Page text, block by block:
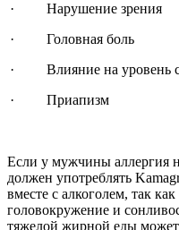
· Нарушение зрения
· Головная боль
· Влияние на уровень
· Приапизм
Если у мужчины аллергия
должен употреблять
вместе с алкоголем, так
головокружение и
тяжелой жирной еды может